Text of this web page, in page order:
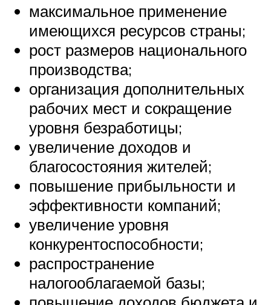
максимальное применение
имеющихся ресурсов страны;
рост размеров национального
производства;
организация дополнительных
рабочих мест и сокращение
уровня безработицы;
увеличение доходов и
благосостояния жителей;
повышение прибыльности и
эффективности компаний;
увеличение уровня
конкурентоспособности;
распространение
налогооблагаемой базы;